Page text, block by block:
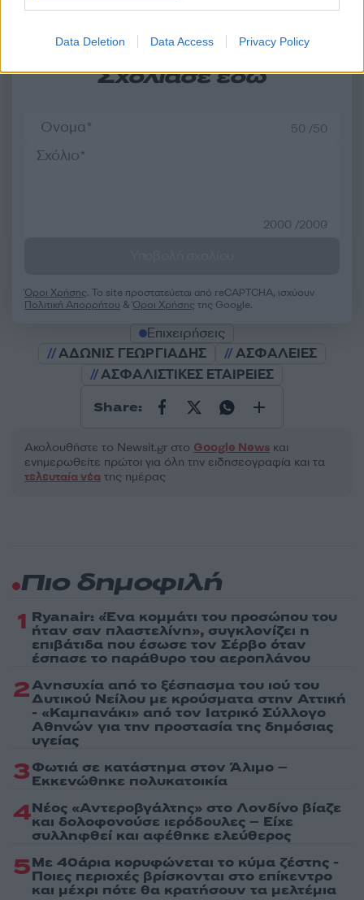
Data Deletion Data Access Privacy Policy
Σχολίασε εδώ
50 /50
2000 /2000
Όροι Χρήσης. Το site προστατεύεται από reCAPTCHA, ισχύουν
Πολιτική Απορρήτου &Όροι Χρήσης της Google.
Επιχειρήσεις
ΑΔΩΝΙΣ ΓΕΩΡΓΙΑΔΗΣ
ΑΣΦΑΛΕΙΕΣ
ΑΣΦΑΛΙΣΤΙΚΕΣ ΕΤΑΙΡΕΙΕΣ
Share:
Ακολουθήστε το Νewsit.gr στο Google News και
ενημερωθείτε πρώτοι για όλη την ειδησεογραφία και τα
τελευταία νέα της ημέρας
Πιο δημοφιλή
1 Ryanair: «Ένα κομμάτι του προσώπου του
ήταν σαν πλαστελίνη», συγκλονίζει η
επιβάτιδα που έσωσε τον Σέρβο όταν
έσπασε το παράθυρο του αεροπλάνου
2Ανησυχία από το ξέσπασμα του ιού του
Δυτικού Νείλου με κρούσματα στην Αττική
- «Καμπανάκι» από τον Ιατρικό Σύλλογο
Αθηνών για την προστασία της δημόσιας
υγείας
3Φωτιά σε κατάστημα στον Άλιμο –
Εκκενώθηκε πολυκατοικία
4Νέος «Αντεροβγάλτης» στο Λονδίνο βίαζε
και δολοφονούσε ιερόδουλες – Είχε
συλληφθεί και αφέθηκε ελεύθερος
5Με 40άρια κορυφώνεται το κύμα ζέστης -
Ποιες περιοχές βρίσκονται στο επίκεντρο
και μέχρι πότε θα κρατήσουν τα μελτέμια